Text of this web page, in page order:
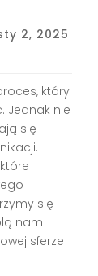
2, 2025
który
Jednak nie
się
się
nam
sferze